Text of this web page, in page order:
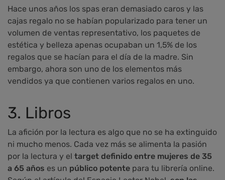
Hace unos años los spas eran demasiado caros y las
cajas regalo no se habían popularizado para tener un
volumen de ventas representativo, los paquetes de
estética y belleza apenas ocupaban un 1,5% de los
regalos que se hacían para el día de la madre. Sin
embargo, ahora son uno de los elementos más
vendidos ya que contienen varios regalos en uno.
3. Libros
La afición por la lectura es algo que no se ha extinguido
ni mucho menos. Cada vez más se alimenta la pasión
por la lectura y el target definido entre mujeres de 35
a 65 años es un público potente para tu librería online.